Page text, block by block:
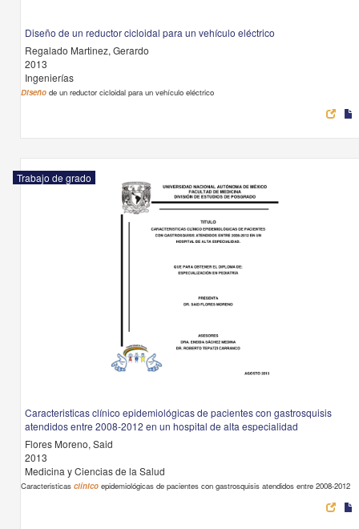
Diseño de un reductor cicloidal para un vehículo eléctrico
Regalado Martinez, Gerardo
2013
Ingenierías
Diseño de un reductor cicloidal para un vehículo eléctrico
Trabajo de grado
Caracteristicas clínico epidemiológicas de pacientes con gastrosquisis
atendidos entre 2008-2012 en un hospital de alta especialidad
Flores Moreno, Said
2013
Medicina y Ciencias de la Salud
Caracteristicasclínico epidemiológicas de pacientes con gastrosquisis atendidos entre 2008-2012